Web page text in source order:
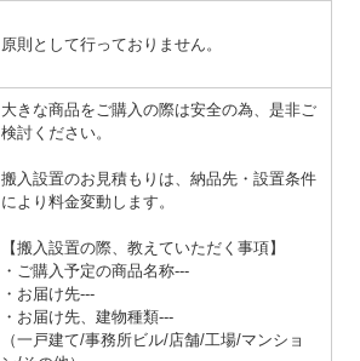
原則として行っておりません。
大きな商品をご購入の際は安全の為、是非ご
検討ください。
搬入設置のお見積もりは、納品先・設置条件
により料金変動します。
【搬入設置の際、教えていただく事項】
・ご購入予定の商品名称---
・お届け先---
・お届け先、建物種類---
（一戸建て/事務所ビル/店舗/工場/マンショ